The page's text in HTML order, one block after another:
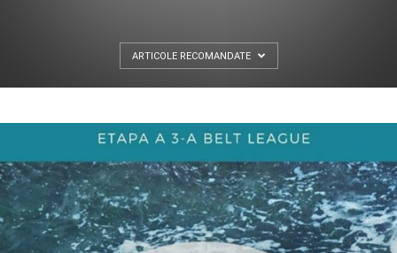
ARTICOLE RECOMANDATE